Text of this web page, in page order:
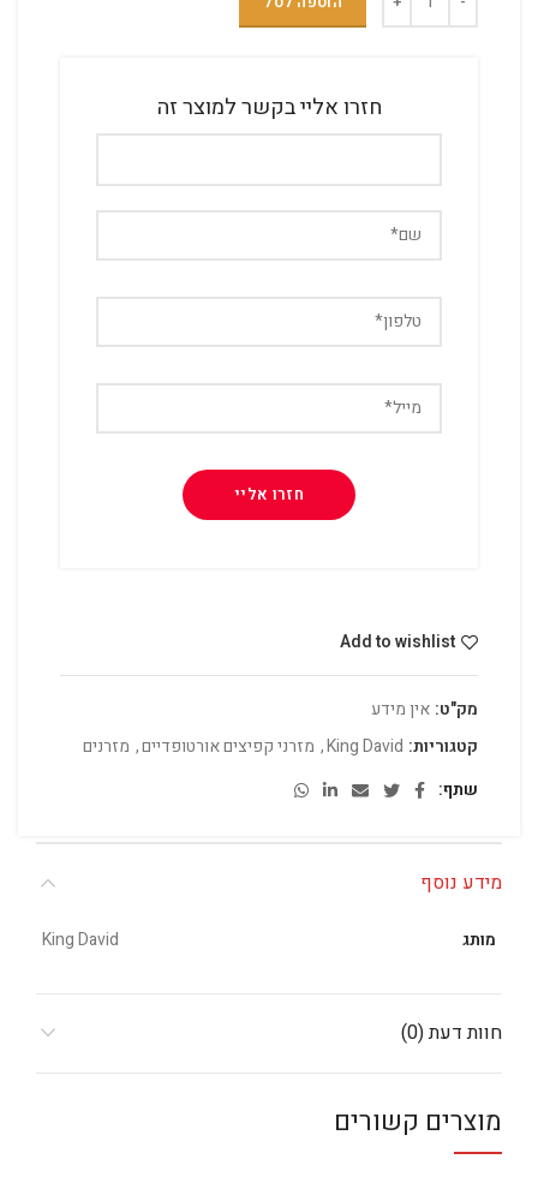
חזרו אליי בקשר למוצר זה
Add to wishlist
מק"ט: אין מידע
קטגוריות: King David
, מזרני קפיצים אורטופדיים, מזרנים
שתף
מידע נוסף
מותג King David
חוות דעת (0)
מוצרים קשורים